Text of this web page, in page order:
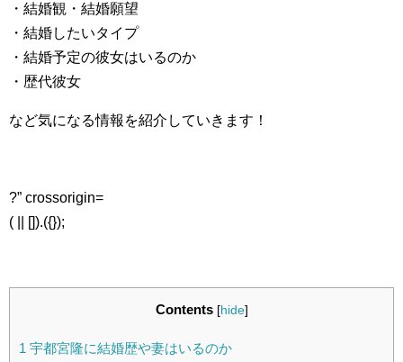
・結婚観・結婚願望
・結婚したいタイプ
・結婚予定の彼女はいるのか
・歴代彼女
など気になる情報を紹介していきます！
?” crossorigin=
( || []).({});
Contents [hide]
1 宇都宮隆に結婚歴や妻はいるのか